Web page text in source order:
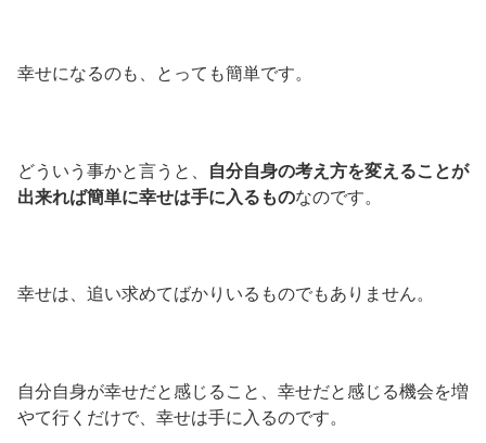
幸せになるのも、とっても簡単です。
どういう事かと言うと、
自分自身の考え方を変えることが
出来れば簡単に幸せは手に入るものなのです。
幸せは、追い求めてばかりいるものでもありません。
自分自身が幸せだと感じること、幸せだと感じる機会を増
やて行くだけで、幸せは手に入るのです。